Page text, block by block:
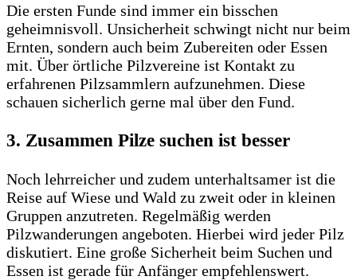
Die ersten Funde sind immer ein bisschen
geheimnisvoll. Unsicherheit schwingt nicht nur beim
Ernten, sondern auch beim Zubereiten oder Essen
mit. Über örtliche Pilzvereine ist Kontakt zu
erfahrenen Pilzsammlern aufzunehmen. Diese
schauen sicherlich gerne mal über den Fund.
3. Zusammen Pilze suchen ist besser
Noch lehrreicher und zudem unterhaltsamer ist die
Reise auf Wiese und Wald zu zweit oder in kleinen
Gruppen anzutreten. Regelmäßig werden
Pilzwanderungen angeboten. Hierbei wird jeder Pilz
diskutiert. Eine große Sicherheit beim Suchen und
Essen ist gerade für Anfänger empfehlenswert.